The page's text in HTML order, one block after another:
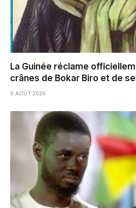
La Guinée réclame
crânes de Bokar Biro et de
6 AOÛT 2026